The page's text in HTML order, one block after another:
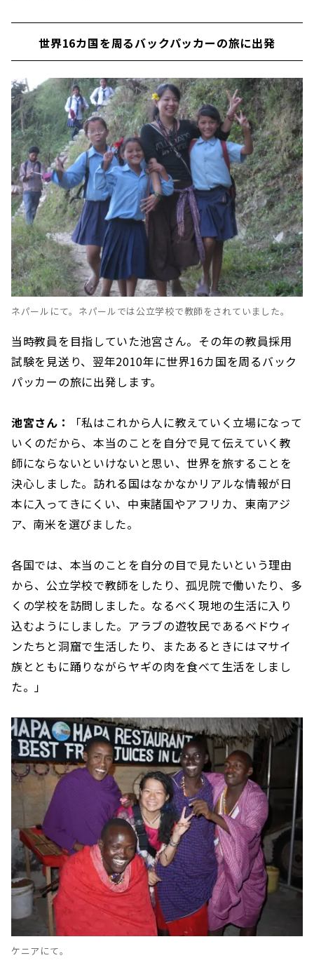
世界16カ国を周るバックパッカーの旅に出発
ネパールにて。ネパールでは公立学校で教師をされていました。
当時教員を目指していた池宮さん。その年の教員採用
試験を見送り、翌年2010年に世界16カ国を周るバック
パッカーの旅に出発します。
池宮さん：
「私はこれから人に教えていく立場になって
いくのだから、本当のことを自分で見て伝えていく教
師にならないといけないと思い、世界を旅することを
決心しました。訪れる国はなかなかリアルな情報が日
本に入ってきにくい、中東諸国やアフリカ、東南アジ
ア、南米を選びました。
各国では、本当のことを自分の目で見たいという理由
から、公立学校で教師をしたり、孤児院で働いたり、多
くの学校を訪問しました。なるべく現地の生活に入り
込むようにしました。アラブの遊牧民であるベドウィ
ンたちと洞窟で生活したり、またあるときにはマサイ
族とともに踊りながらヤギの肉を食べて生活をしまし
た。」
ケニアにて。